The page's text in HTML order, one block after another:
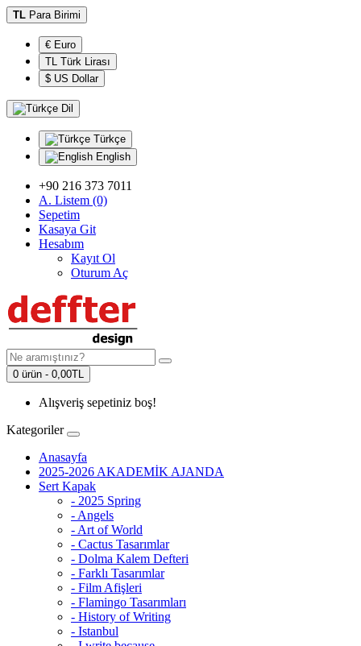
TL Para Birimi
€ Euro
TL Türk Lirası
$ US Dollar
Dil
Türkçe
English
+90 216 373 7011
A. Listem (0)
Sepetim
Kasaya Git
Hesabım
Kayıt Ol
Oturum Aç
0 ürün - 0,00TL
Alışveriş sepetiniz boş!
Kategoriler
Anasayfa
2025-2026 AKADEMİK AJANDA
Sert Kapak
- 2025 Spring
- Angels
- Art of World
- Cactus Tasarımlar
- Dolma Kalem Defteri
- Farklı Tasarımlar
- Film Afişleri
- Flamingo Tasarımları
- History of Writing
- Istanbul